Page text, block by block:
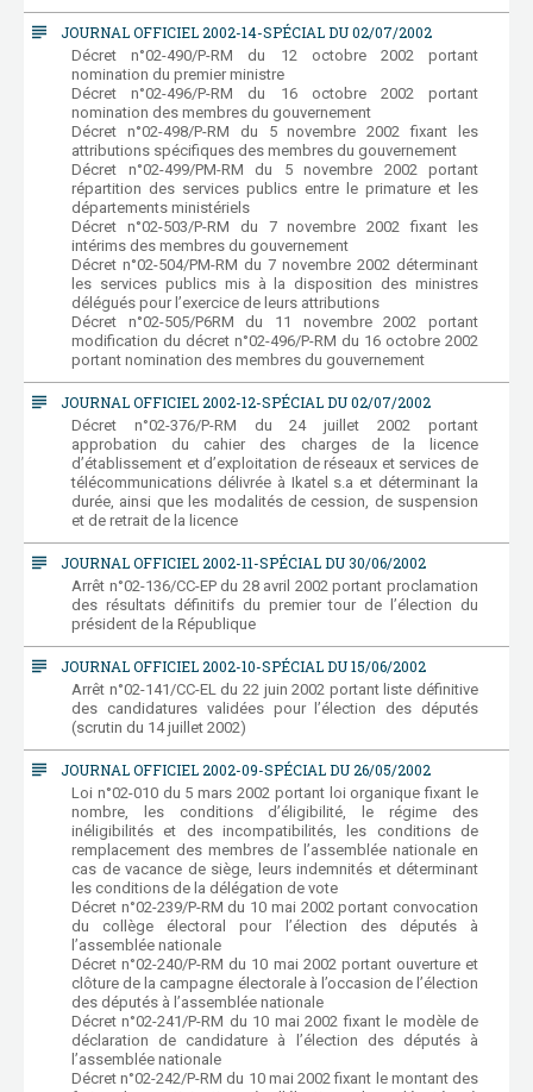
subject JOURNAL OFFICIEL 2002-14-SPÉCIAL DU 02/07/2002
Décret n°02-490/P-RM du 12 octobre 2002 portant
nomination du premier ministre
Décret n°02-496/P-RM du 16 octobre 2002 portant
nomination des membres du gouvernement
Décret n°02-498/P-RM du 5 novembre 2002 fixant les
attributions spécifiques des membres du gouvernement
Décret n°02-499/PM-RM du 5 novembre 2002 portant
répartition des services publics entre le primature et les
départements ministériels
Décret n°02-503/P-RM du 7 novembre 2002 fixant les
intérims des membres du gouvernement
Décret n°02-504/PM-RM du 7 novembre 2002 déterminant
les services publics mis à la disposition des ministres
délégués pour l’exercice de leurs attributions
Décret n°02-505/P6RM du 11 novembre 2002 portant
modification du décret n°02-496/P-RM du 16 octobre 2002
portant nomination des membres du gouvernement
subject JOURNAL OFFICIEL 2002-12-SPÉCIAL DU 02/07/2002
Décret n°02-376/P-RM du 24 juillet 2002 portant
approbation du cahier des charges de la licence
d’établissement et d’exploitation de réseaux et services de
télécommunications délivrée à Ikatel s.a et déterminant la
durée, ainsi que les modalités de cession, de suspension
et de retrait de la licence
subject JOURNAL OFFICIEL 2002-11-SPÉCIAL DU 30/06/2002
Arrêt n°02-136/CC-EP du 28 avril 2002 portant proclamation
des résultats définitifs du premier tour de l’élection du
président de la République
subject JOURNAL OFFICIEL 2002-10-SPÉCIAL DU 15/06/2002
Arrêt n°02-141/CC-EL du 22 juin 2002 portant liste définitive
des candidatures validées pour l’élection des députés
(scrutin du 14 juillet 2002)
subject JOURNAL OFFICIEL 2002-09-SPÉCIAL DU 26/05/2002
Loi n°02-010 du 5 mars 2002 portant loi organique fixant le
nombre, les conditions d’éligibilité, le régime des
inéligibilités et des incompatibilités, les conditions de
remplacement des membres de l’assemblée nationale en
cas de vacance de siège, leurs indemnités et déterminant
les conditions de la délégation de vote
Décret n°02-239/P-RM du 10 mai 2002 portant convocation
du collège électoral pour l’élection des députés à
l’assemblée nationale
Décret n°02-240/P-RM du 10 mai 2002 portant ouverture et
clôture de la campagne électorale à l’occasion de l’élection
des députés à l’assemblée nationale
Décret n°02-241/P-RM du 10 mai 2002 fixant le modèle de
déclaration de candidature à l’élection des députés à
l’assemblée nationale
Décret n°02-242/P-RM du 10 mai 2002 fixant le montant des